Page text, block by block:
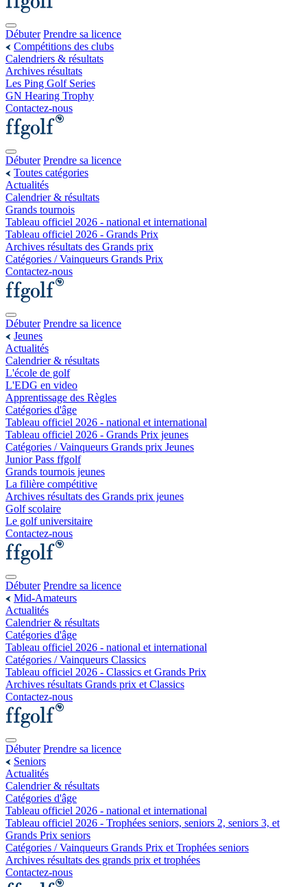
Débuter Prendre sa licence
Compétitions des clubs
Calendriers & résultats
Archives résultats
Les Ping Golf Series
GN Hearing Trophy
Contactez-nous
Débuter Prendre sa licence
Toutes catégories
Actualités
Calendrier & résultats
Grands tournois
Tableau officiel 2026 - national et international
Tableau officiel 2026 - Grands Prix
Archives résultats des Grands prix
Catégories / Vainqueurs Grands Prix
Contactez-nous
Débuter Prendre sa licence
Jeunes
Actualités
Calendrier & résultats
L'école de golf
L'EDG en video
Apprentissage des Règles
Catégories d'âge
Tableau officiel 2026 - national et international
Tableau officiel 2026 - Grands Prix jeunes
Catégories / Vainqueurs Grands prix Jeunes
Junior Pass ffgolf
Grands tournois jeunes
La filière compétitive
Archives résultats des Grands prix jeunes
Golf scolaire
Le golf universitaire
Contactez-nous
Débuter Prendre sa licence
Mid-Amateurs
Actualités
Calendrier & résultats
Catégories d'âge
Tableau officiel 2026 - national et international
Catégories / Vainqueurs Classics
Tableau officiel 2026 - Classics et Grands Prix
Archives résultats Grands prix et Classics
Contactez-nous
Débuter Prendre sa licence
Seniors
Actualités
Calendrier & résultats
Catégories d'âge
Tableau officiel 2026 - national et international
Tableau officiel 2026 - Trophées seniors, seniors 2, seniors 3, et
Grands Prix seniors
Catégories / Vainqueurs Grands Prix et Trophées seniors
Archives résultats des grands prix et trophées
Contactez-nous